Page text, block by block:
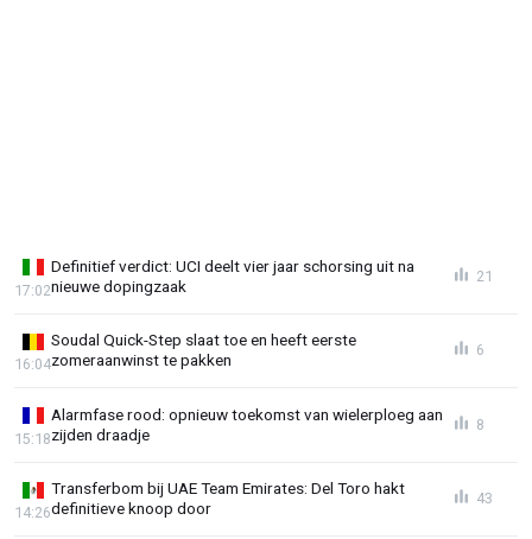
Definitief verdict: UCI deelt vier jaar schorsing uit na
nieuwe dopingzaak
17:02
21
Soudal Quick-Step slaat toe en heeft eerste
zomeraanwinst te pakken
16:04
6
Alarmfase rood: opnieuw toekomst van wielerploeg aan
zijden draadje
15:18
8
Transferbom bij UAE Team Emirates: Del Toro hakt
definitieve knoop door
14:26
43